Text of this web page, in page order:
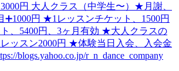
円 大人クラス（中学生〜）★月謝、
➕1000円 ★1レッスンチケット、1500円
、5400円、3ヶ月有効 ★大人クラスの
ッスン2000円 ★体験当日入会、入会金
blogs.yahoo.co.jp/r_n_dance_company